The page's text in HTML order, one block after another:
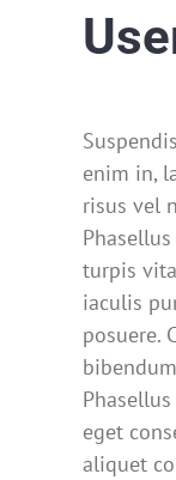
enim in,
risus vel
turpis
iaculis
posuere.
eget
aliquet